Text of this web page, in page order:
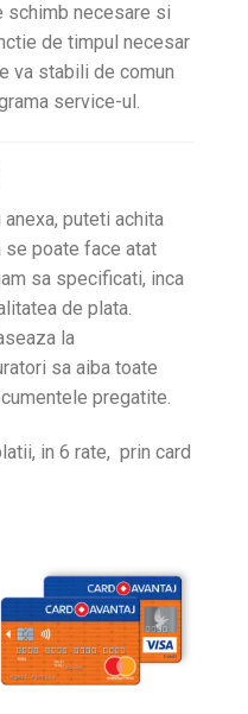
schimb necesare si
de timpul necesar
va stabili de comun
service-ul.
puteti achita
se poate face atat
sa specificati, inca
de plata.
la
sa aiba toate
pregatite.
in 6 rate, prin card